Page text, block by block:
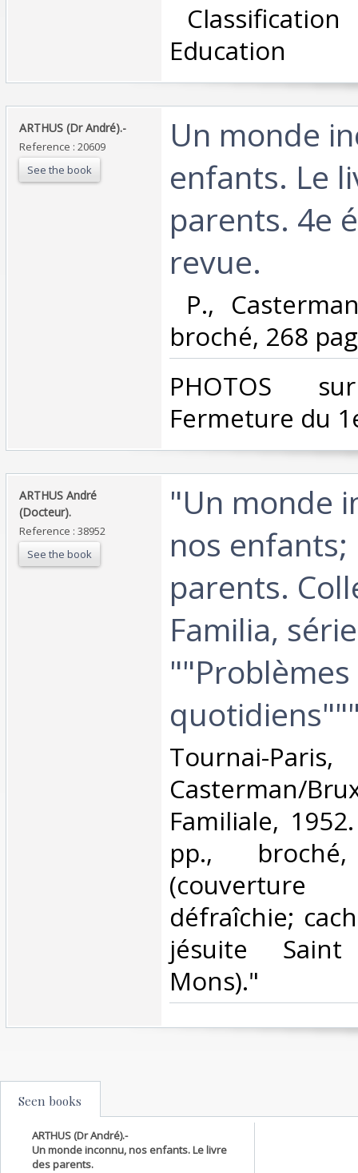
Education‎
‎ARTHUS (Dr André).-‎
Reference : 20609
See the book
‎Un monde
enfants. Le
parents. 4e
revue.‎
P.,
broché, 268
‎PHOTOS
Fermeture du
‎ARTHUS André
(Docteur).‎
Reference : 38952
See the book
‎"Un monde
nos
parents.
Familia, série
""Problèmes
‎Tournai-Paris,
Casterman/
Familiale,
pp.,
(couverture
défraîchie;
jésuite
Mons)."‎
Seen books
ARTHUS (Dr André).-
Un monde inconnu, nos enfants. Le livre
des parents.